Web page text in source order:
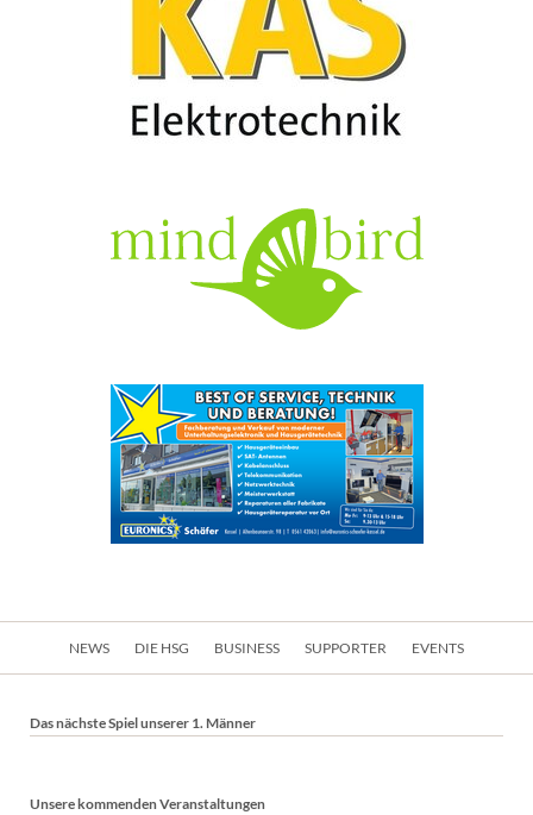
NEWS DIE HSG BUSINESS SUPPORTER EVENTS
Das nächste Spiel unserer 1. Männer
Unsere kommenden Veranstaltungen